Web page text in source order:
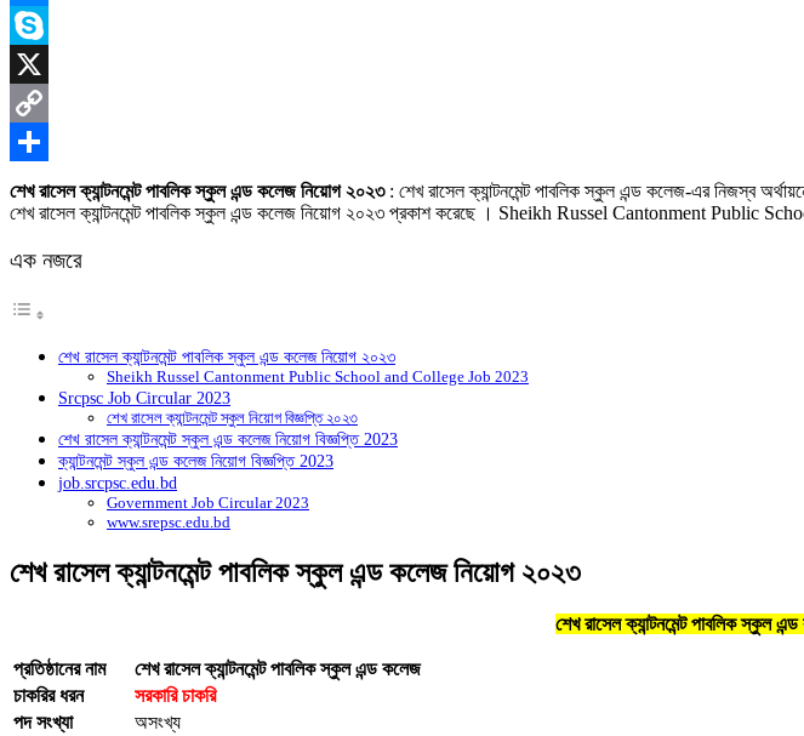
Messenger
Skype
X
Copy
Link
Share
শেখ রাসেল ক্যান্টনমেন্ট পাবলিক স্কুল এন্ড কলেজ নিয়োগ ২০২৩: শেখ রাসেল ক্যান্টনমেন্ট পাবলিক স্কুল এন্ড কলেজ-এর নিজস্ব
শেখ রাসেল ক্যান্টনমেন্ট পাবলিক স্কুল এন্ড কলেজ নিয়োগ ২০২৩ প্রকাশ করেছে । Sheikh Russel Cantonment Public
এক নজরে
শেখ রাসেল ক্যান্টনমেন্ট পাবলিক স্কুল এন্ড কলেজ নিয়োগ ২০২৩
Sheikh Russel Cantonment Public School and College Job 2023
Srcpsc Job Circular 2023
শেখ রাসেল ক্যান্টনমেন্ট স্কুল নিয়োগ বিজ্ঞপ্তি ২০২৩
শেখ রাসেল ক্যান্টনমেন্ট স্কুল এন্ড কলেজ নিয়োগ বিজ্ঞপ্তি 2023
ক্যান্টনমেন্ট স্কুল এন্ড কলেজ নিয়োগ বিজ্ঞপ্তি 2023
job.srcpsc.edu.bd
Government Job Circular 2023
www.srepsc.edu.bd
শেখ রাসেল ক্যান্টনমেন্ট পাবলিক স্কুল এন্ড কলেজ নিয়োগ ২০২৩
শেখ রাসেল ক্যান্টনমেন্ট পাবলিক স্কুল
প্রতিষ্ঠানের নাম
শেখ রাসেল ক্যান্টনমেন্ট পাবলিক স্কুল এন্ড কলেজ
চাকরির ধরন
সরকারি চাকরি
পদ সংখ্যা
অসংখ্য